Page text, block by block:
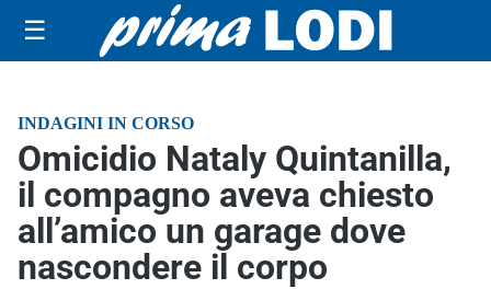
☰
INDAGINI IN CORSO
Omicidio Nataly Quintanilla,
il compagno aveva chiesto
all’amico un garage dove
nascondere il corpo